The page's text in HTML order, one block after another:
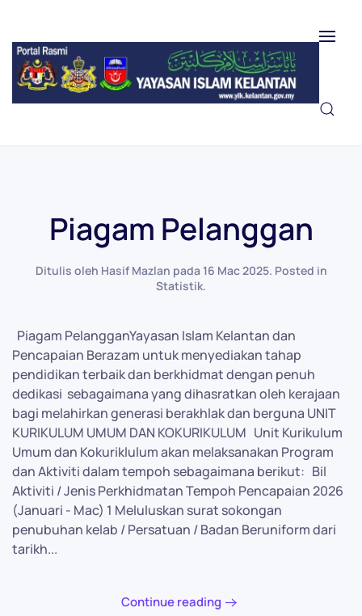
Skip to main content
Piagam Pelanggan
Ditulis oleh Hasif Mazlan pada 16 Mac 2025. Posted in
Statistik.
Piagam PelangganYayasan Islam Kelantan dan
Pencapaian Berazam untuk menyediakan tahap
pendidikan terbaik dan berkhidmat dengan penuh
dedikasi sebagaimana yang dihasratkan oleh kerajaan
bagi melahirkan generasi berakhlak dan berguna UNIT
KURIKULUM UMUM DAN KOKURIKULUM Unit Kurikulum
Umum dan Kokuriklulum akan melaksanakan Program
dan Aktiviti dalam tempoh sebagaimana berikut: Bil
Aktiviti / Jenis Perkhidmatan Tempoh Pencapaian 2026
(Januari - Mac) 1 Meluluskan surat sokongan
penubuhan kelab / Persatuan / Badan Beruniform dari
tarikh...
Continue reading